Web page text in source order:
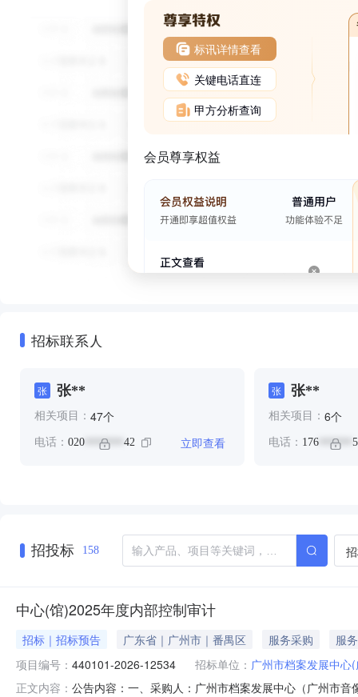
标讯详情查看
关键电话直连
甲方分析查询
会员尊享权益
招标联系人
张 张**
相关项目： 47个
电话： 020 ******* 42 立即查看
张 张**
相关项目： 6个
电话： 176******
招投标 158
中心(馆)2025年度内部控制审计
招标｜招标预告 广东省｜广州市｜番禺区 服务采购
服务
项目编号： 440101-2026-12534 招标单位： 广州市档案发展中心
正文内容： 公告内容：一、采购人：广州市档案发展中心（广州市